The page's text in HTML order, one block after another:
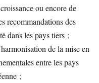
ou encore de
recommandations des
dans les pays tiers ;
de la mise en
entre les pays
;